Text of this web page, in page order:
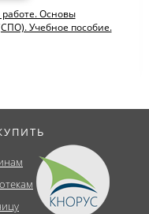
Основы
Учебное пособие.